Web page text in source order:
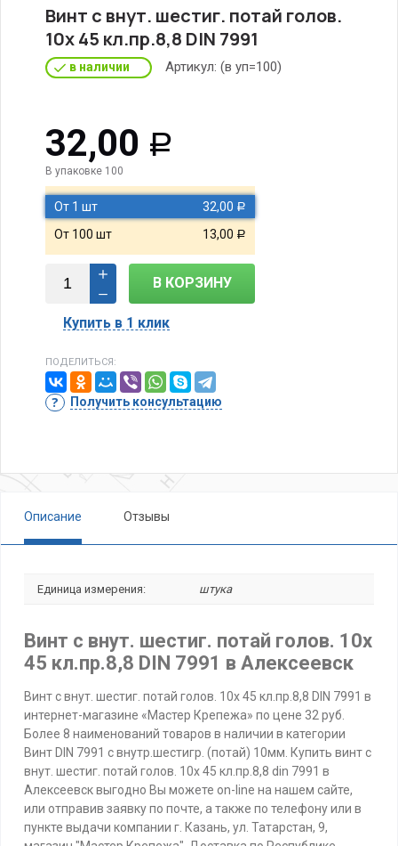
Винт с внут. шестиг. потай голов.
10х 45 кл.пр.8,8 DIN 7991
в наличии Артикул: (в уп=100)
32,00 Р
В упаковке 100
От 1 шт 32,00 Р
От 100 шт 13,00 Р
В КОРЗИНУ
Купить в 1 клик
ПОДЕЛИТЬСЯ:
Получить консультацию
Описание Отзывы
Единица измерения: штука
Винт с внут. шестиг. потай голов. 10х
45 кл.пр.8,8 DIN 7991 в Алексеевск
Винт с внут. шестиг. потай голов. 10х 45 кл.пр.8,8 DIN 7991 в
интернет-магазине «Мастер Крепежа» по цене 32 руб.
Более 8 наименований товаров в наличии в категории
Винт DIN 7991 с внутр.шестигр. (потай) 10мм. Купить винт с
внут. шестиг. потай голов. 10х 45 кл.пр.8,8 din 7991 в
Алексеевск выгодно Вы можете on-line на нашем сайте,
или отправив заявку по почте, а также по телефону или в
пункте выдачи компании г. Казань, ул. Татарстан, 9,